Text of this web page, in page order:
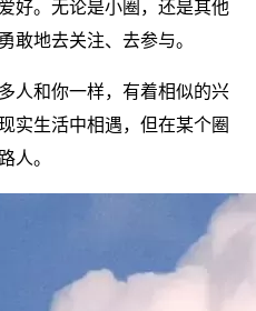
好。无论是小圈，还是其他
敢地去关注、去参与。
人和你一样，有着相似的兴
实生活中相遇，但在某个圈
人。